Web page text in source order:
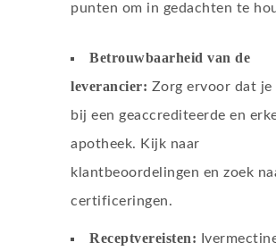
punten om in gedachten te
Betrouwbaarheid van de
leverancier: Zorg ervoor dat je
bij een geaccrediteerde en
apotheek. Kijk naar
klantbeoordelingen en zoek
certificeringen.
Receptvereisten: